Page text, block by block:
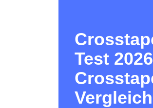
Test
Vergleich